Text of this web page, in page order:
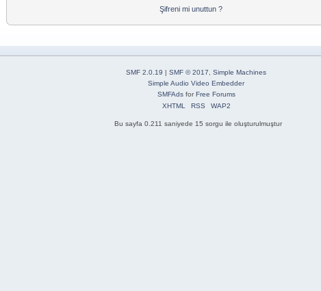
Şifreni mi unuttun ?
SMF 2.0.19 SMF © 2017, Simple Machines
Simple Audio Video Embedder
SMFAdsfor Free Forums
XHTML
RSS WAP2
Bu sayfa 0.211 saniyede 15 sorgu ile oluşturulmuştur